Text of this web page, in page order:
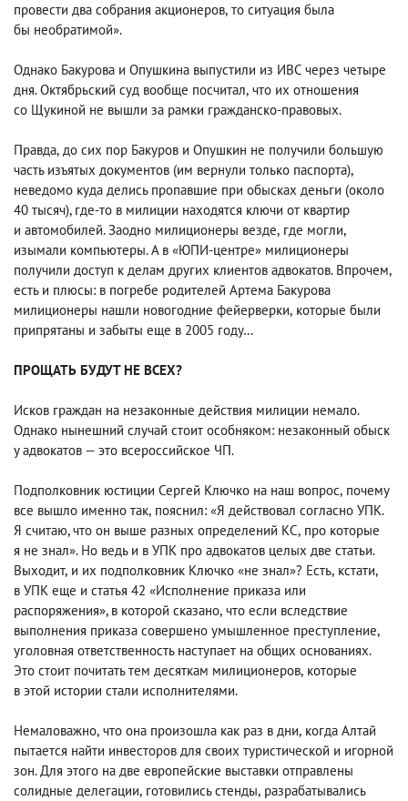
провести два собрания акционеров, то ситуация была
бы необратимой».
Однако Бакурова и Опушкина выпустили из ИВС через четыре
дня. Октябрьский суд вообще посчитал, что их отношения
со Щукиной не вышли за рамки гражданско-правовых.
Правда, до сих пор Бакуров и Опушкин не получили большую
часть изъятых документов (им вернули только паспорта),
неведомо куда делись пропавшие при обысках деньги (около
40 тысяч), где-то в милиции находятся ключи от квартир
и автомобилей. Заодно милиционеры везде, где могли,
изымали компьютеры. А в «ЮПИ-центре» милиционеры
получили доступ к делам других клиентов адвокатов. Впрочем,
есть и плюсы: в погребе родителей Артема Бакурова
милиционеры нашли новогодние фейерверки, которые были
припрятаны и забыты еще в 2005 году…
ПРОЩАТЬ БУДУТ НЕ ВСЕХ?
Исков граждан на незаконные действия милиции немало.
Однако нынешний случай стоит особняком: незаконный обыск
у адвокатов — это всероссийское ЧП.
Подполковник юстиции Сергей Ключко на наш вопрос, почему
все вышло именно так, пояснил: «Я действовал согласно УПК.
Я считаю, что он выше разных определений КС, про которые
я не знал». Но ведь и в УПК про адвокатов целых две статьи.
Выходит, и их подполковник Ключко «не знал»? Есть, кстати,
в УПК еще и статья 42 «Исполнение приказа или
распоряжения», в которой сказано, что если вследствие
выполнения приказа совершено умышленное преступление,
уголовная ответственность наступает на общих основаниях.
Это стоит почитать тем десяткам милиционеров, которые
в этой истории стали исполнителями.
Немаловажно, что она произошла как раз в дни, когда Алтай
пытается найти инвесторов для своих туристической и игорной
зон. Для этого на две европейские выставки отправлены
солидные делегации, готовились стенды, разрабатывались